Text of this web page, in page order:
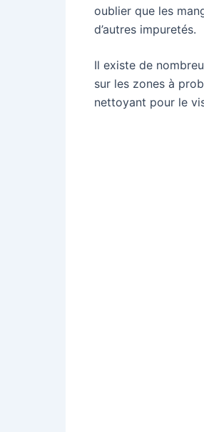
oublier que les
d’autres impuretés.
Il existe de
sur les zones à
nettoyant pour le